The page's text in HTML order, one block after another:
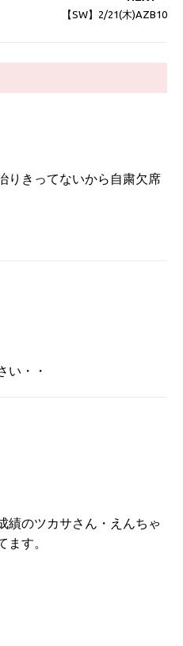
【SW】2/21(木)AZB10
りきってないから自粛欠席
い・・
績のツカサさん・えんちゃ
ます。